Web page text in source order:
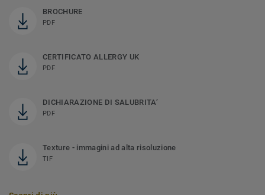
BROCHURE
PDF
CERTIFICATO ALLERGY UK
PDF
DICHIARAZIONE DI SALUBRITA’
PDF
Texture - immagini ad alta risoluzione
TIF